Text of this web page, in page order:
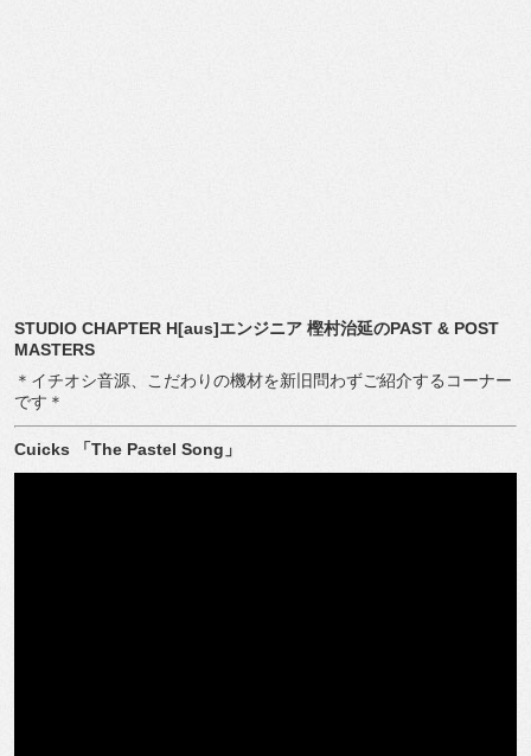
STUDIO CHAPTER H[aus]エンジニア 樫村治延のPAST & POST
MASTERS
＊イチオシ音源、こだわりの機材を新旧問わずご紹介するコーナー
です＊
Cuicks 「The Pastel Song 」